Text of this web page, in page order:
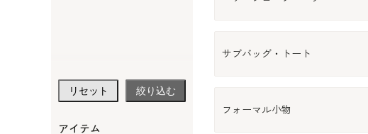
サブバッグ・トート
フォーマル小物
リセット 絞り込む
アイテム